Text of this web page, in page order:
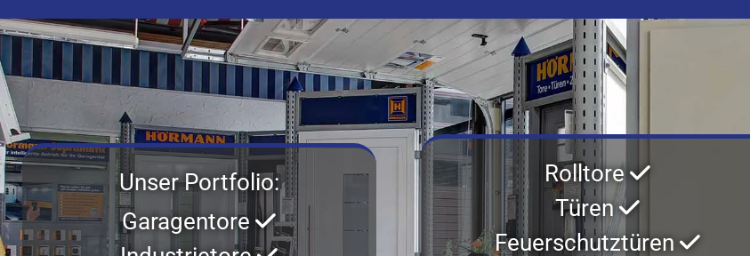
Unser Portfolio:
Garagentore
Rolltore
Türen
Feuerschutztüren